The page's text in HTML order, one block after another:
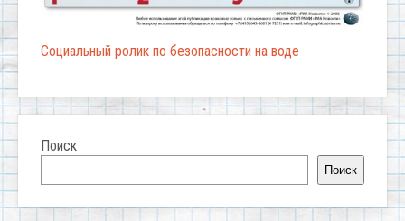
Социальный ролик по безопасности на воде
Поиск
Поиск